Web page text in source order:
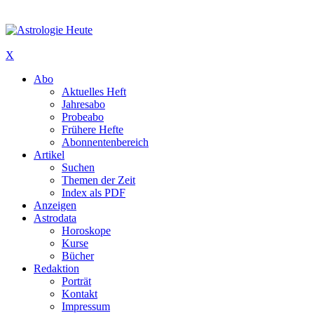
X
Abo
Aktuelles Heft
Jahresabo
Probeabo
Frühere Hefte
Abonnentenbereich
Artikel
Suchen
Themen der Zeit
Index als PDF
Anzeigen
Astrodata
Horoskope
Kurse
Bücher
Redaktion
Porträt
Kontakt
Impressum